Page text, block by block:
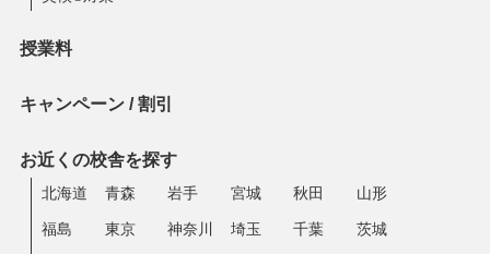
授業料
キャンペーン / 割引
お近くの校舎を探す
北海道 青森 岩手 宮城 秋田 山形
福島 東京 神奈川 埼玉 千葉 茨城